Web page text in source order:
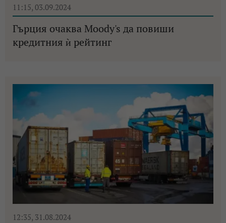
11:15, 03.09.2024
Гърция очаква Moody's да повиши
кредитния ѝ рейтинг
12:35, 31.08.2024